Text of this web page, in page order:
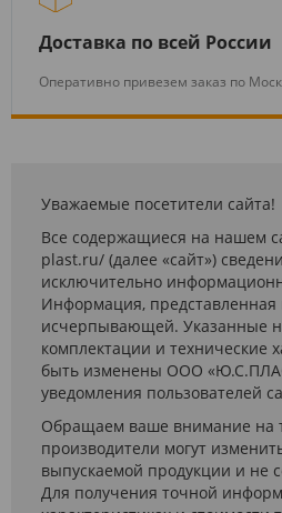
Доставка по всей России
Оперативно привезем заказ по
Уважаемые посетители сайта!
Все содержащиеся на нашем
plast.ru/ (далее «сайт»)
исключительно
Информация, представленная
исчерпывающей. Указанные
комплектации и технические
быть изменены ООО
уведомления пользователей
Обращаем ваше внимание на
производители могут
выпускаемой продукции и не
Для получения точной